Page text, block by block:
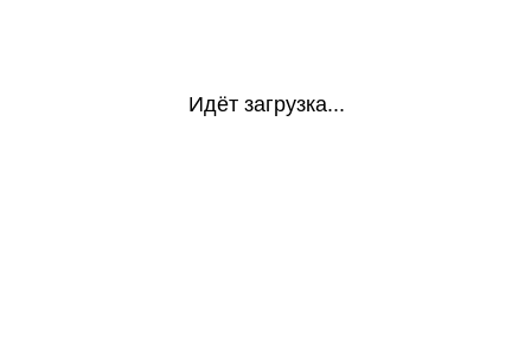
Идёт загрузка...